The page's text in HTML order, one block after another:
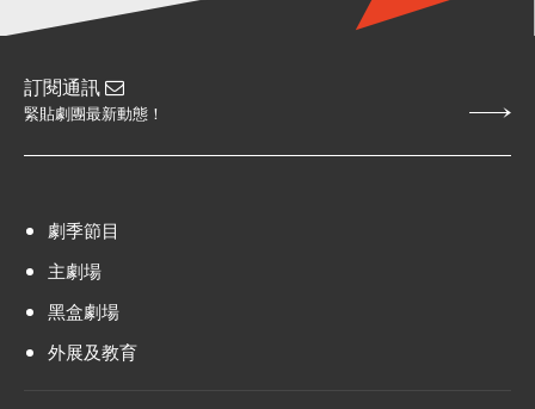
訂閱通訊
緊貼劇團最新動態！
劇季節目
主劇場
黑盒劇場
外展及教育